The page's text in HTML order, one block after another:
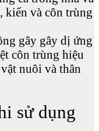
kiến và côn trùng
gây gây dị ứng
côn trùng hiệu
nuôi và thân
sử dụng